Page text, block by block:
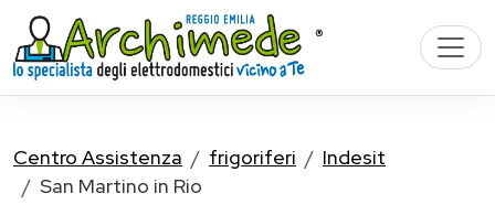
Centro Assistenza frigoriferi
Indesit
San Martino in Rio